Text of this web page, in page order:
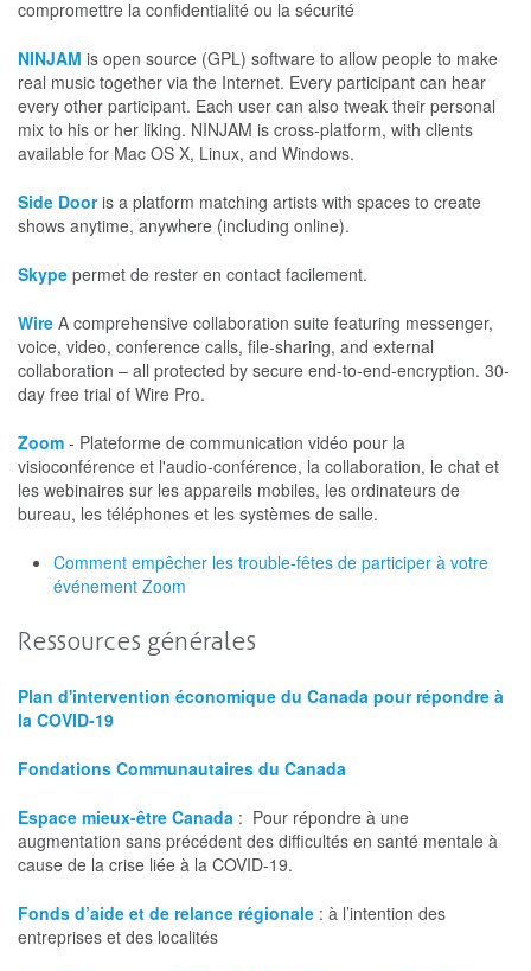
compromettre la confidentialité ou la sécurité
NINJAM is open source (GPL) software to allow people to make
real music together via the Internet. Every participant can hear
every other participant. Each user can also tweak their personal
mix to his or her liking. NINJAM is cross-platform, with clients
available for Mac OS X, Linux, and Windows.
Side Dooris a platform matching artists with spaces to create
shows anytime, anywhere (including online).
Skype permet de rester en contact facilement.
Wire A comprehensive collaboration suite featuring messenger,
voice, video, conference calls, file-sharing, and external
collaboration – all protected by secure end-to-end-encryption. 30-
day free trial of Wire Pro.
Zoom - Plateforme de communication vidéo pour la
visioconférence et l'audio-conférence, la collaboration, le chat et
les webinaires sur les appareils mobiles, les ordinateurs de
bureau, les téléphones et les systèmes de salle.
Comment empêcher les trouble-fêtes de participer à votre
événement Zoom
Ressources générales
Plan d'intervention économique du Canada pour répondre à
la COVID-19
Fondations Communautaires du Canada
Espace mieux-être Canada : Pour répondre à une
augmentation sans précédent des difficultés en santé mentale à
cause de la crise liée à la COVID-19.
Fonds d’aide et de relance régionale : à l’intention des
entreprises et des localités